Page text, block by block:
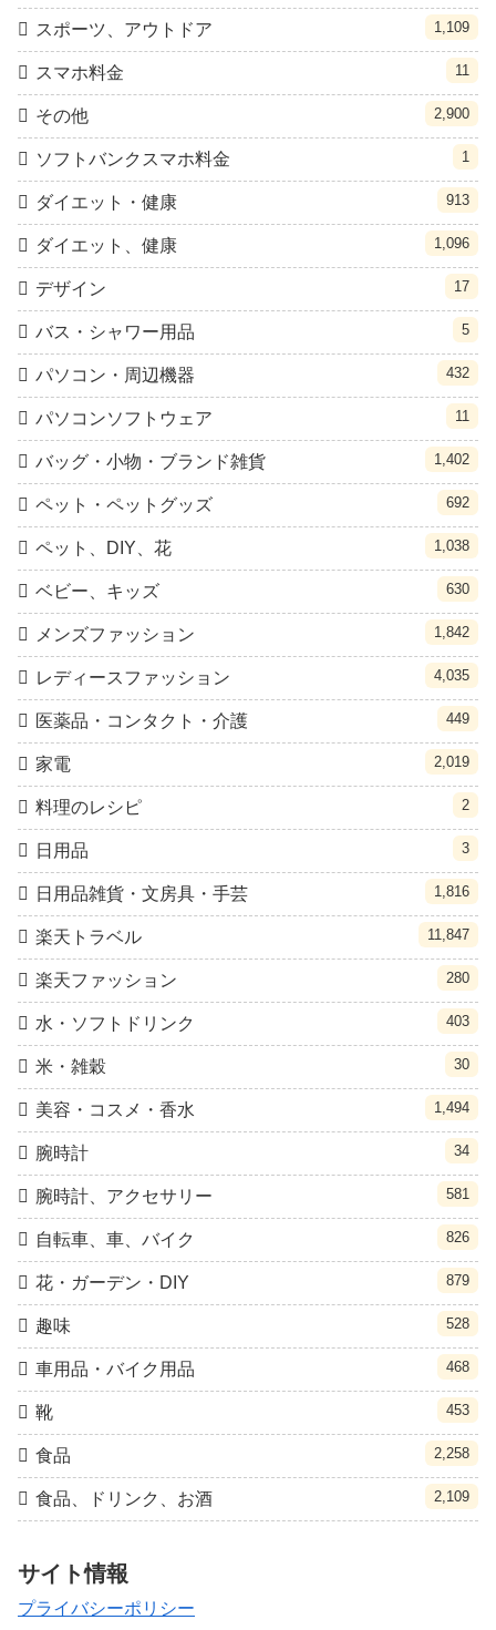
スポーツ、アウトドア 1,109
スマホ料金 11
その他 2,900
ソフトバンクスマホ料金 1
ダイエット・健康 913
ダイエット、健康 1,096
デザイン 17
バス・シャワー用品 5
パソコン・周辺機器 432
パソコンソフトウェア 11
バッグ・小物・ブランド雑貨 1,402
ペット・ペットグッズ 692
ペット、DIY、花 1,038
ベビー、キッズ 630
メンズファッション 1,842
レディースファッション 4,035
医薬品・コンタクト・介護 449
家電 2,019
料理のレシピ 2
日用品 3
日用品雑貨・文房具・手芸 1,816
楽天トラベル 11,847
楽天ファッション 280
水・ソフトドリンク 403
米・雑穀 30
美容・コスメ・香水 1,494
腕時計 34
腕時計、アクセサリー 581
自転車、車、バイク 826
花・ガーデン・DIY 879
趣味 528
車用品・バイク用品 468
靴 453
食品 2,258
食品、ドリンク、お酒 2,109
サイト情報
プライバシーポリシー